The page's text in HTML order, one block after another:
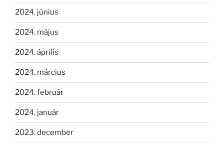
2024. június
2024. május
2024. április
2024. március
2024. február
2024. január
2023. december